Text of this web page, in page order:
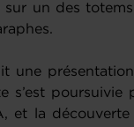
un des
présentation
s’est poursuivie
et la